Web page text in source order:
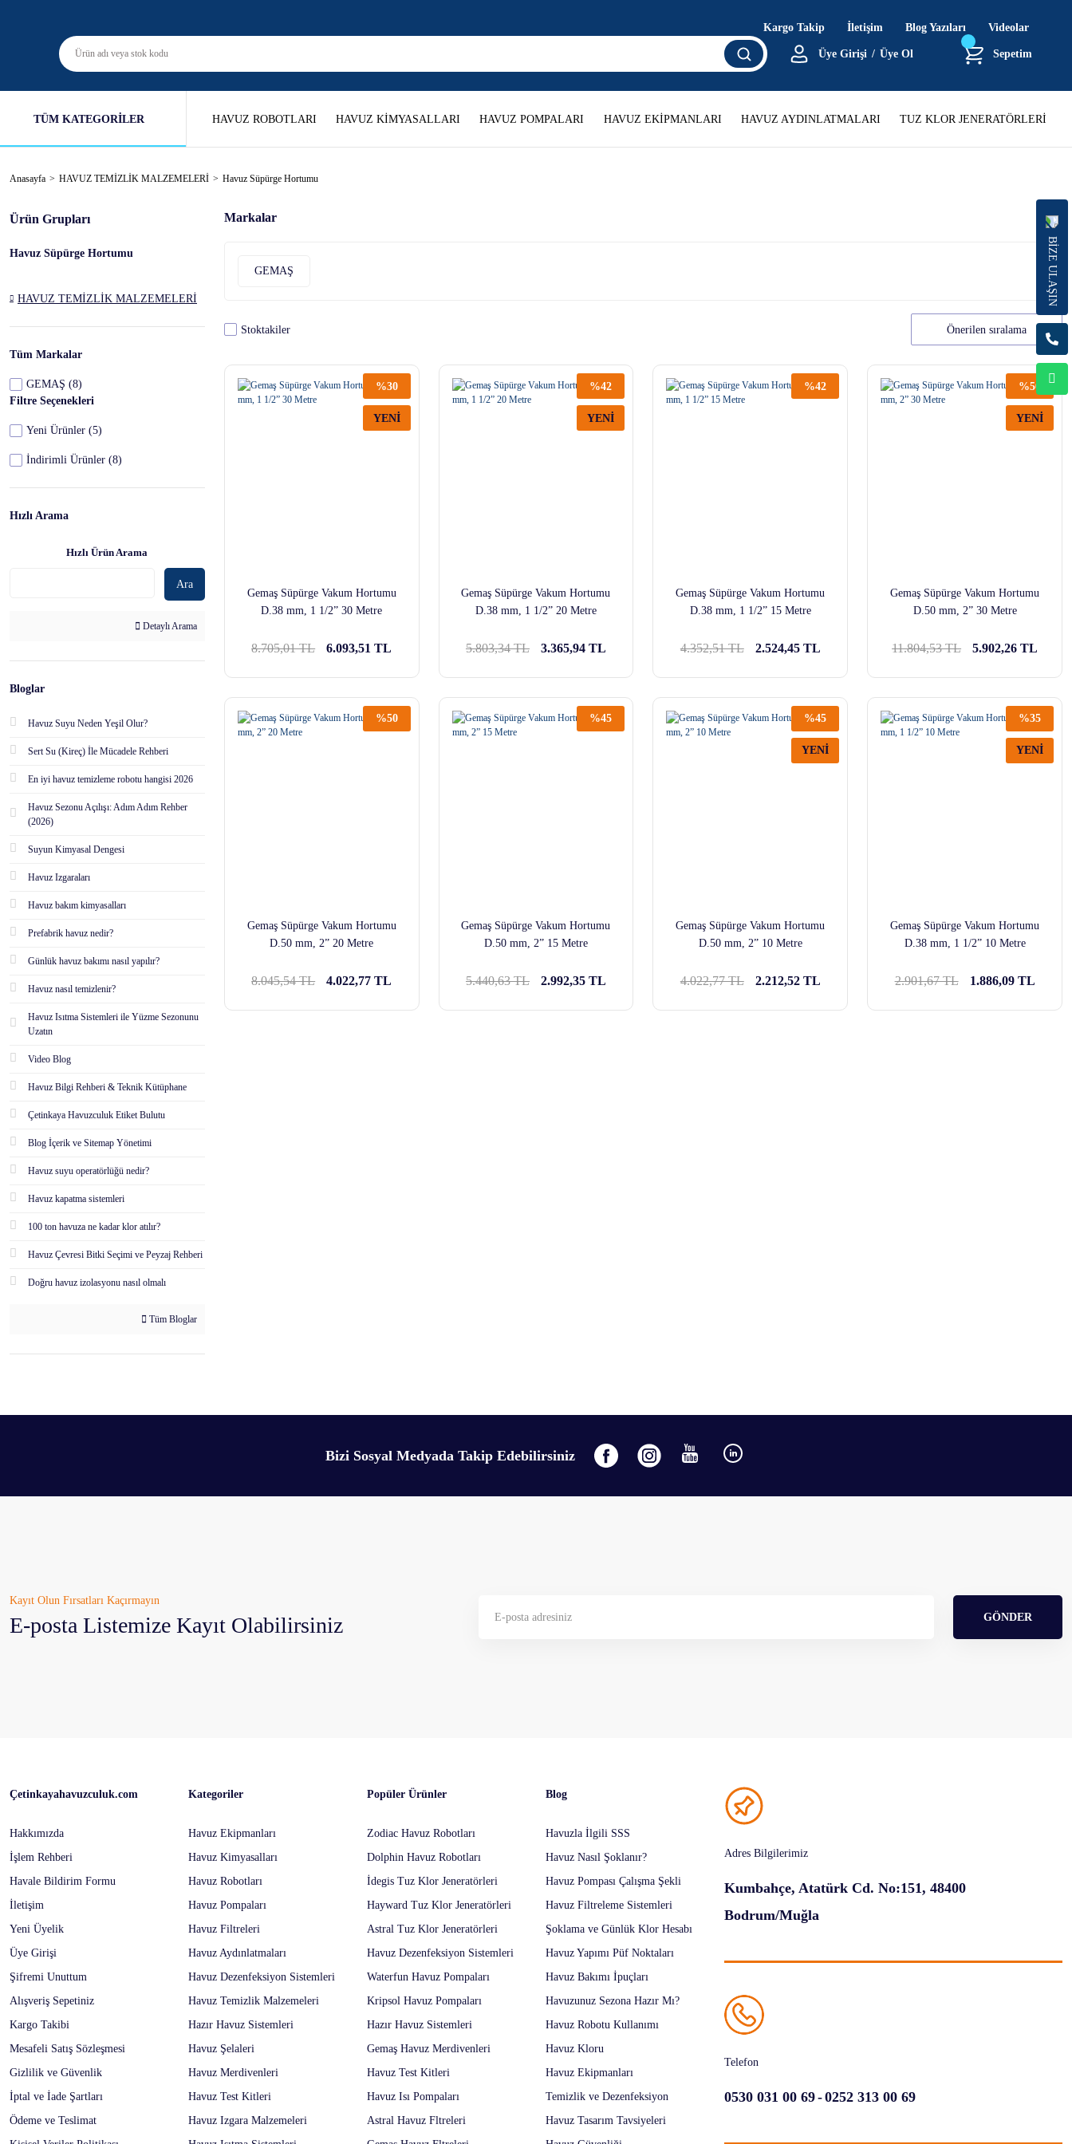
Kargo Takip İletişim Blog Yazıları Videolar
Üye Girişi / Üye Ol Sepetim
TÜM KATEGORİLER HAVUZ ROBOTLARI HAVUZ KİMYASALLARI HAVUZ POMPALARI HAVUZ EKİPMANLARI HAVUZ AYDINLATMALARI TUZ KLOR JENERATÖRLERİ
Anasayfa HAVUZ TEMİZLİK MALZEMELERİ Havuz Süpürge Hortumu
Ürün Grupları
Havuz Süpürge Hortumu
HAVUZ TEMİZLİK MALZEMELERİ
Tüm Markalar
GEMAŞ (8)
Filtre Seçenekleri
Yeni Ürünler (5)
İndirimli Ürünler (8)
Hızlı Arama
Hızlı Ürün Arama
Ara
Detaylı Arama
Bloglar
Havuz Suyu Neden Yeşil Olur?
Sert Su (Kireç) İle Mücadele Rehberi
En iyi havuz temizleme robotu hangisi 2026
Havuz Sezonu Açılışı: Adım Adım Rehber
(2026)
Suyun Kimyasal Dengesi
Havuz Izgaraları
Havuz bakım kimyasalları
Prefabrik havuz nedir?
Günlük havuz bakımı nasıl yapılır?
Havuz nasıl temizlenir?
Havuz Isıtma Sistemleri ile Yüzme Sezonunu
Uzatın
Video Blog
Havuz Bilgi Rehberi & Teknik Kütüphane
Çetinkaya Havuzculuk Etiket Bulutu
Blog İçerik ve Sitemap Yönetimi
Havuz suyu operatörlüğü nedir?
Havuz kapatma sistemleri
100 ton havuza ne kadar klor atılır?
Havuz Çevresi Bitki Seçimi ve Peyzaj Rehberi
Doğru havuz izolasyonu nasıl olmalı
Tüm Bloglar
Markalar
GEMAŞ
Stoktakiler
%30
YENİ
Gemaş Süpürge Vakum Hortumu
D.38 mm, 1 1/2” 30 Metre
8.705,01 TL 6.093,51 TL
%42
YENİ
Gemaş Süpürge Vakum Hortumu
D.38 mm, 1 1/2” 20 Metre
5.803,34 TL 3.365,94 TL
%42
Gemaş Süpürge Vakum Hortumu
D.38 mm, 1 1/2” 15 Metre
4.352,51 TL 2.524,45 TL
%50
YENİ
Gemaş Süpürge Vakum Hortumu
D.50 mm, 2” 30 Metre
11.804,53 TL 5.902,26 TL
%50
Gemaş Süpürge Vakum Hortumu
D.50 mm, 2” 20 Metre
8.045,54 TL 4.022,77 TL
%45
Gemaş Süpürge Vakum Hortumu
D.50 mm, 2” 15 Metre
5.440,63 TL 2.992,35 TL
%45
YENİ
Gemaş Süpürge Vakum Hortumu
D.50 mm, 2” 10 Metre
4.022,77 TL 2.212,52 TL
%35
YENİ
Gemaş Süpürge Vakum Hortumu
D.38 mm, 1 1/2” 10 Metre
2.901,67 TL 1.886,09 TL
Bizi Sosyal Medyada Takip Edebilirsiniz
Kayıt Olun Fırsatları Kaçırmayın
E-posta Listemize Kayıt Olabilirsiniz GÖNDER
Çetinkayahavuzculuk.com
Hakkımızda
İşlem Rehberi
Havale Bildirim Formu
İletişim
Yeni Üyelik
Üye Girişi
Şifremi Unuttum
Alışveriş Sepetiniz
Kargo Takibi
Mesafeli Satış Sözleşmesi
Gizlilik ve Güvenlik
İptal ve İade Şartları
Ödeme ve Teslimat
Kategoriler
Havuz Ekipmanları
Havuz Kimyasalları
Havuz Robotları
Havuz Pompaları
Havuz Filtreleri
Havuz Aydınlatmaları
Havuz Dezenfeksiyon Sistemleri
Havuz Temizlik Malzemeleri
Hazır Havuz Sistemleri
Havuz Şelaleri
Havuz Merdivenleri
Havuz Test Kitleri
Havuz Izgara Malzemeleri
Popüler Ürünler
Zodiac Havuz Robotları
Dolphin Havuz Robotları
İdegis Tuz Klor Jeneratörleri
Hayward Tuz Klor Jeneratörleri
Astral Tuz Klor Jeneratörleri
Havuz Dezenfeksiyon Sistemleri
Waterfun Havuz Pompaları
Kripsol Havuz Pompaları
Hazır Havuz Sistemleri
Gemaş Havuz Merdivenleri
Havuz Test Kitleri
Havuz Isı Pompaları
Astral Havuz Fltreleri
Blog
Havuzla İlgili SSS
Havuz Nasıl Şoklanır?
Havuz Pompası Çalışma Şekli
Havuz Filtreleme Sistemleri
Şoklama ve Günlük Klor Hesabı
Havuz Yapımı Püf Noktaları
Havuz Bakımı İpuçları
Havuzunuz Sezona Hazır Mı?
Havuz Robotu Kullanımı
Havuz Kloru
Havuz Ekipmanları
Temizlik ve Dezenfeksiyon
Havuz Tasarım Tavsiyeleri
Adres Bilgilerimiz
Kumbahçe, Atatürk Cd. No:151, 48400
Bodrum/Muğla
Telefon
0530 031 00 69-0252 313 00 69
BİZE ULAŞIN